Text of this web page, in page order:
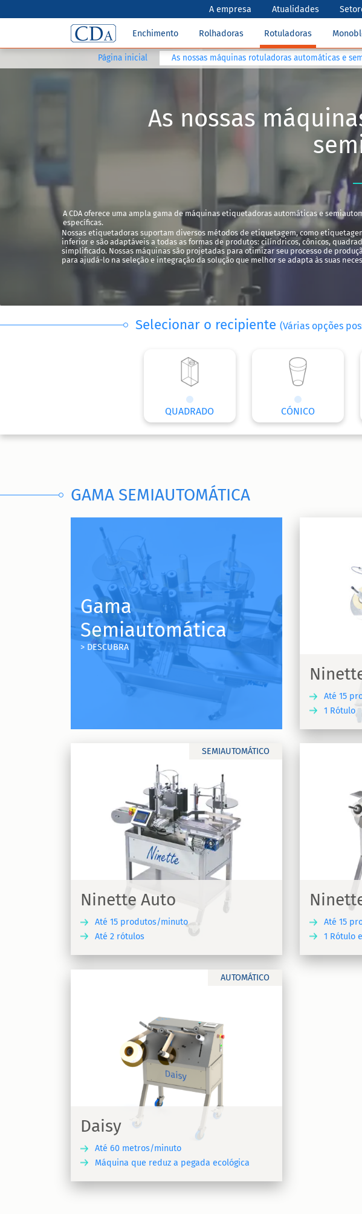
A empresa Atualidades
Enchimento Rolhadoras Rotuladoras
Página inicial As nossas máquinas rotuladoras automáticas e
As nossas
A CDA oferece uma ampla gama de máquinas etiquetadoras automáticas e
específicas.
Nossas etiquetadoras suportam diversos métodos de etiquetagem, como
inferior e são adaptáveis a todas as formas de produtos: cilíndricos, cônicos,
simplificado. Nossas máquinas são projetadas para otimizar seu processo de
para ajudá-lo na seleção e integração da solução que melhor se adapta às suas
Selecionar o recipiente(Várias opções
QUADRADO CÓNICO
GAMA SEMIAUTOMÁTICA
Gama
Semiautomática
> DESCUBRA
Até 15
1 Rótulo
Ninette 1
Rotuladora semiautomática Ninette 1
SEMIAUTOMÁTICO
Ninette Auto
Até 15 produtos/minuto
Até 2 rótulos
Até 15
1 Rótulo
Ninette à Plat
Rotuladora semiautomática para produtos
planos e quadrados Ninette à Plat
AUTOMÁTICO
Daisy
Até 60 metros/minuto
Máquina que reduz a pegada ecológica